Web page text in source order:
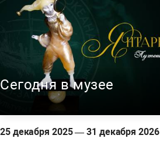
25 декабря 2025 — 31 декабря 2026
Сегодня в музее